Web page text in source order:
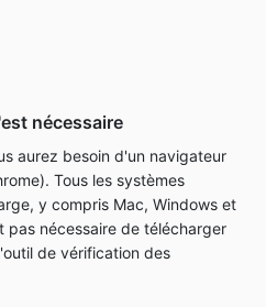
nécessaire
aurez besoin d'un navigateur
Tous les systèmes
y compris Mac, Windows et
pas nécessaire de télécharger
de vérification des